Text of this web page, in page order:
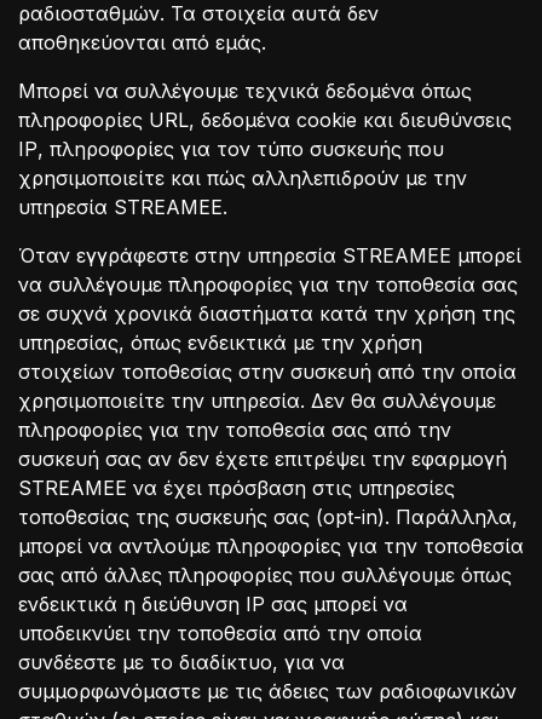
ραδιοσταθμών. Τα στοιχεία αυτά δεν
αποθηκεύονται από εμάς.
Μπορεί να συλλέγουμε τεχνικά δεδομένα όπως
πληροφορίες URL, δεδομένα cookie και διευθύνσεις
ΙΡ, πληροφορίες για τον τύπο συσκευής που
χρησιμοποιείτε και πώς αλληλεπιδρούν με την
υπηρεσία STREAMEE.
Όταν εγγράφεστε στην υπηρεσία STREAMEE μπορεί
να συλλέγουμε πληροφορίες για την τοποθεσία σας
σε συχνά χρονικά διαστήματα κατά την χρήση της
υπηρεσίας, όπως ενδεικτικά με την χρήση
στοιχείων τοποθεσίας στην συσκευή από την οποία
χρησιμοποιείτε την υπηρεσία. Δεν θα συλλέγουμε
πληροφορίες για την τοποθεσία σας από την
συσκευή σας αν δεν έχετε επιτρέψει την εφαρμογή
STREAMEE να έχει πρόσβαση στις υπηρεσίες
τοποθεσίας της συσκευής σας (opt-in). Παράλληλα,
μπορεί να αντλούμε πληροφορίες για την τοποθεσία
σας από άλλες πληροφορίες που συλλέγουμε όπως
ενδεικτικά η διεύθυνση IΡ σας μπορεί να
υποδεικνύει την τοποθεσία από την οποία
συνδέεστε με το διαδίκτυο, για να
συμμορφωνόμαστε με τις άδειες των ραδιοφωνικών